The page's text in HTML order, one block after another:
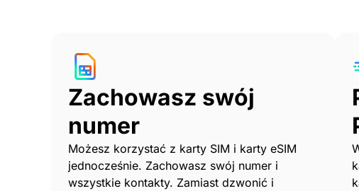
Zachowasz swój
numer
Możesz korzystać z karty SIM i karty eSIM
jednocześnie. Zachowasz swój numer i
wszystkie kontakty. Zamiast dzwonić i